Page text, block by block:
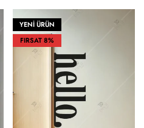
YENİ ÜRÜN
FIRSAT8%